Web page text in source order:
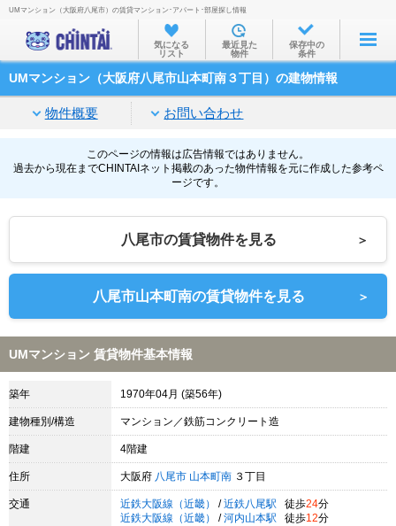
お部屋を探す
沿線・駅から
家賃相場から
通勤通学時間から
物件特集から
不動産会社から
TOP
UMマンション（大阪府八尾市）の賃貸マンション･アパート･部屋探し情報
気になる
リスト
最近見た
物件
保存中の
条件
UMマンション（大阪府八尾市山本町南３丁目）の建物情報
物件概要 お問い合わせ
このページの情報は広告情報ではありません。
過去から現在までCHINTAIネット掲載のあった物件情報を元に作成した参考ペ
ージです。
八尾市の賃貸物件を見る ＞
八尾市山本町南の賃貸物件を見る ＞
UMマンション 賃貸物件基本情報
築年 1970年04月 (築56年)
建物種別/構造 マンション／鉄筋コンクリート造
階建 4階建
住所 大阪府 八尾市 山本町南 ３丁目
交通 近鉄大阪線（近畿） / 近鉄八尾駅 徒歩24分
近鉄大阪線（近畿）
/ 河内山本駅 徒歩12分